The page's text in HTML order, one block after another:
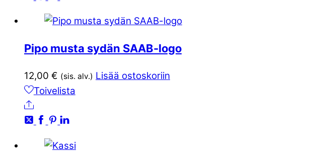
Pipo musta sydän SAAB-logo
12,00 € (sis. alv.) Lisää ostoskoriin
Toivelista
Ale